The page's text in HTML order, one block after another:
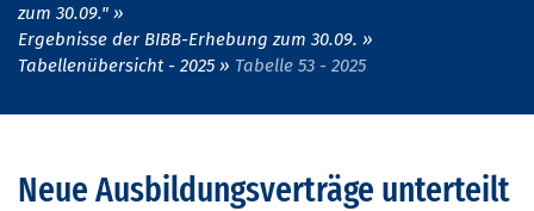
zum 30.09."
Ergebnisse der BIBB-Erhebung zum 30.09.
Tabellenübersicht - 2025
Tabelle 53 - 2025
Neue Ausbildungsverträge unterteilt